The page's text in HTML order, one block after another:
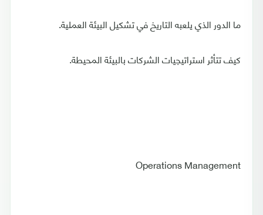
ما الدور الذي يلعبه التاريخ في تشكيل البيئة العملية.
كيف تتأثر استراتيجيات الشركات بالبيئة المحيطة.
Operations Management